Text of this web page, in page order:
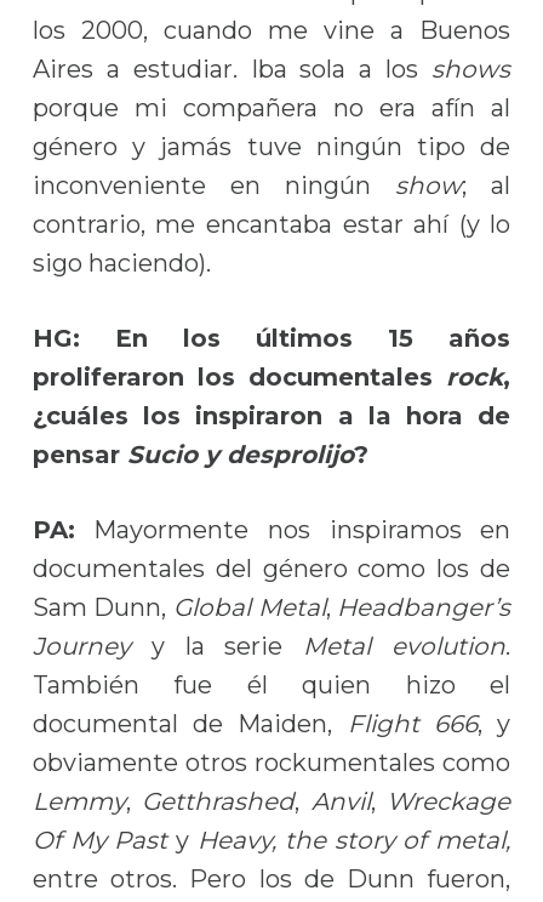
los 2000, cuando me vine a Buenos
Aires a estudiar. Iba sola a los shows
porque mi compañera no era afín al
género y jamás tuve ningún tipo de
inconveniente en ningún show; al
contrario, me encantaba estar ahí (y lo
sigo haciendo).
HG: En los últimos 15 años
proliferaron los documentales rock,
¿cuáles los inspiraron a la hora de
pensar Sucio y desprolijo?
PA: Mayormente nos inspiramos en
documentales del género como los de
Sam Dunn, Global Metal, Headbanger’s
Journeyy la serie Metal evolution.
También fue él quien hizo el
documental de Maiden, Flight 666, y
obviamente otros rockumentales como
Lemmy, Getthrashed, Anvil, Wreckage
Of My Pasty Heavy, the story of metal,
entre otros. Pero los de Dunn fueron,